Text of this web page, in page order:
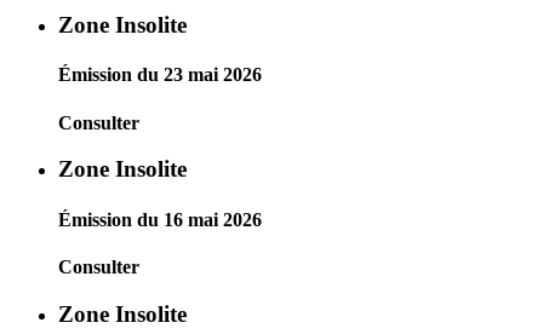
Zone Insolite
Émission du 23 mai 2026
Consulter
Zone Insolite
Émission du 16 mai 2026
Consulter
Zone Insolite